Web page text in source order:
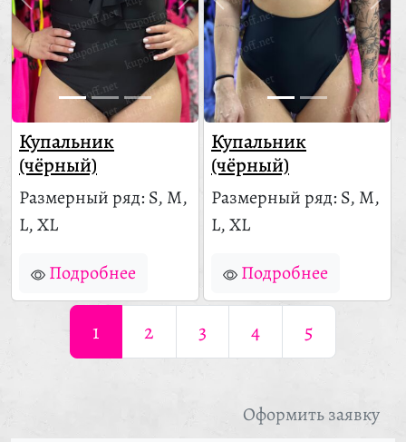
Купальник
(чёрный)
Размерный ряд: S, M,
L, XL
Подробнее
Купальник
(чёрный)
Размерный ряд: S, M,
L, XL
Подробнее
1 2 3 4 5
Оформить заявку